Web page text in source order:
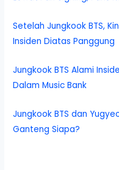
Setelah Jungkook BTS,
Insiden Diatas Panggung
Jungkook BTS Alami
Dalam Music Bank
Jungkook BTS dan
Ganteng Siapa?